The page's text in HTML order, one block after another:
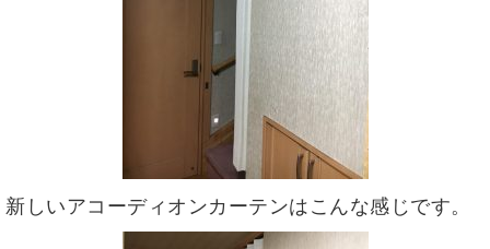
新しいアコーディオンカーテンはこんな感じです。